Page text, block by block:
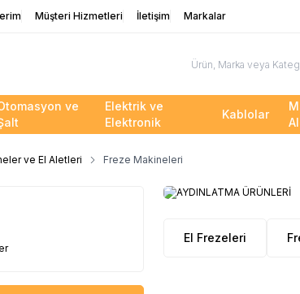
Müşteri Hizmetleri İletişim Markalar
ve
Elektrik ve
Elektronik
Kablolar
ve El Aletleri Freze Makineleri
El Frezeleri